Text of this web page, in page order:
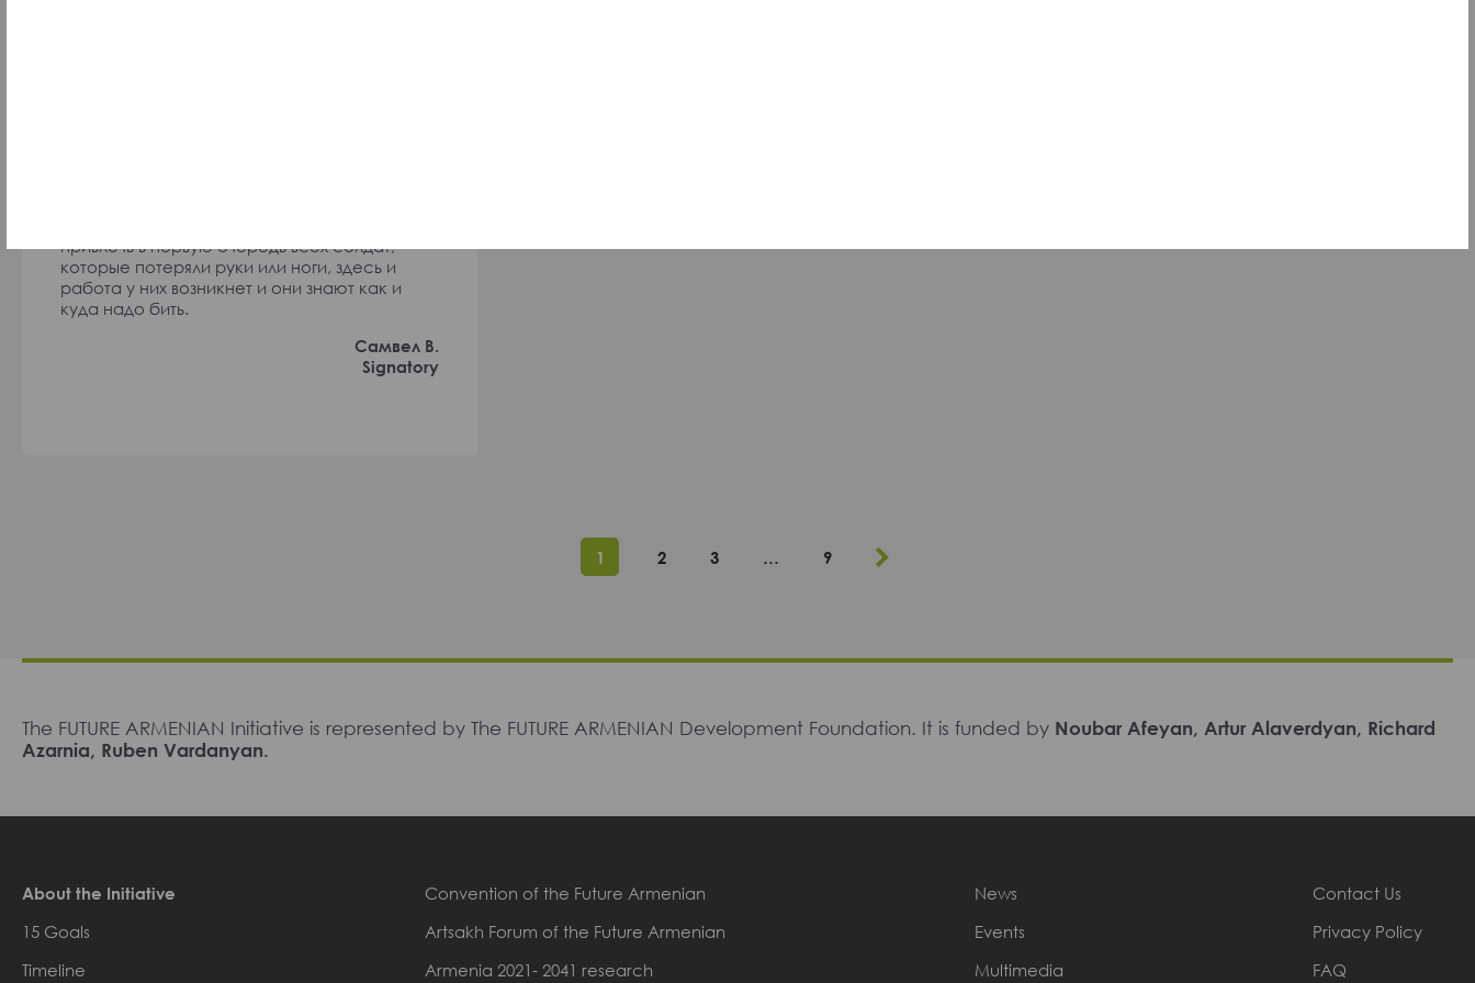
привлечь в первую очередь всех солдат,
которые потеряли руки или ноги, здесь и
работа у них возникнет и они знают как и
куда надо бить.
Самвел В.
Signatory
1 2 3 9
The FUTURE ARMENIAN Initiative is represented by The FUTURE ARMENIAN Development Foundation. It is funded by Noubar Afeyan, Artur Alaverdyan, Richard
Azarnia, Ruben Vardanyan.
About the Initiative
15 Goals
Timeline
Convention of the Future Armenian
Artsakh Forum of the Future Armenian
Armenia 2021- 2041 research
News
Events
Multimedia
Contact Us
Privacy Policy
FAQ